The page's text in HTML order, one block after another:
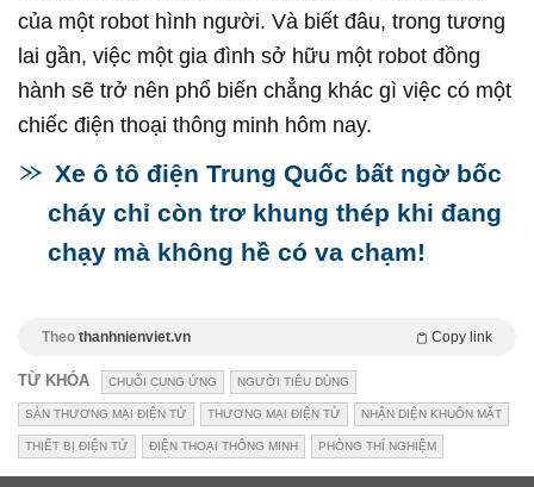
của một robot hình người. Và biết đâu, trong tương
lai gần, việc một gia đình sở hữu một robot đồng
hành sẽ trở nên phổ biến chẳng khác gì việc có một
chiếc điện thoại thông minh hôm nay.
Xe ô tô điện Trung Quốc bất ngờ bốc
cháy chỉ còn trơ khung thép khi đang
chạy mà không hề có va chạm!
Theo thanhnienviet.vn Copy link
TỪ KHÓA CHUỖI CUNG ỨNG NGƯỜI TIÊU DÙNG
SÀN THƯƠNG MẠI ĐIỆN TỬ THƯƠNG MẠI ĐIỆN TỬ NHẬN DIỆN KHUÔN MẶT
THIẾT BỊ ĐIỆN TỬ ĐIỆN THOẠI THÔNG MINH PHÒNG THÍ NGHIỆM